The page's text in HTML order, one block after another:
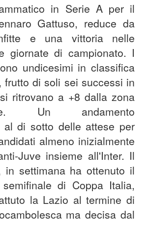
in Serie A per il
Gattuso, reduce da
e una vittoria nelle
giornate di campionato. I
undicesimi in classifica
frutto di soli sei successi in
ritrovano a +8 dalla zona
Un andamento
al di sotto delle attese per
almeno inizialmente
Juve insieme all'Inter. Il
in settimana ha ottenuto il
di Coppa Italia,
la Lazio al termine di
ma decisa dal